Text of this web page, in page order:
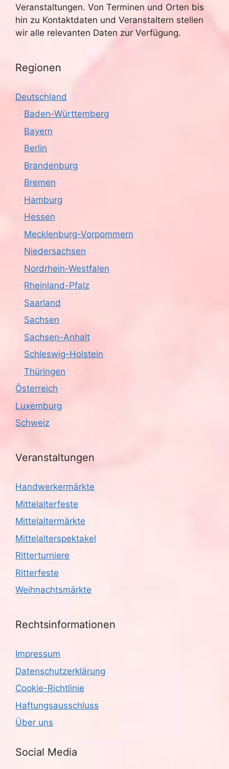
Veranstaltungen. Von Terminen und Orten bis
hin zu Kontaktdaten und Veranstaltern stellen
wir alle relevanten Daten zur Verfügung.
Regionen
Deutschland
Baden-Württemberg
Bayern
Berlin
Brandenburg
Bremen
Hamburg
Hessen
Mecklenburg-Vorpommern
Niedersachsen
Nordrhein-Westfalen
Rheinland-Pfalz
Saarland
Sachsen
Sachsen-Anhalt
Schleswig-Holstein
Thüringen
Österreich
Luxemburg
Schweiz
Veranstaltungen
Handwerkermärkte
Mittelalterfeste
Mittelaltermärkte
Mittelalterspektakel
Ritterturniere
Ritterfeste
Weihnachtsmärkte
Rechtsinformationen
Impressum
Datenschutzerklärung
Cookie-Richtlinie
Haftungsausschluss
Über uns
Social Media